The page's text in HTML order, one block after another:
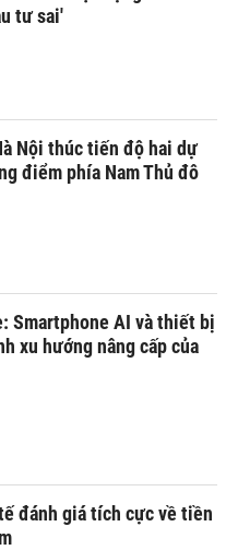
tư sai'
Nội thúc tiến độ hai dự
điểm phía Nam Thủ đô
Smartphone AI và thiết bị
xu hướng nâng cấp của
đánh giá tích cực về tiền